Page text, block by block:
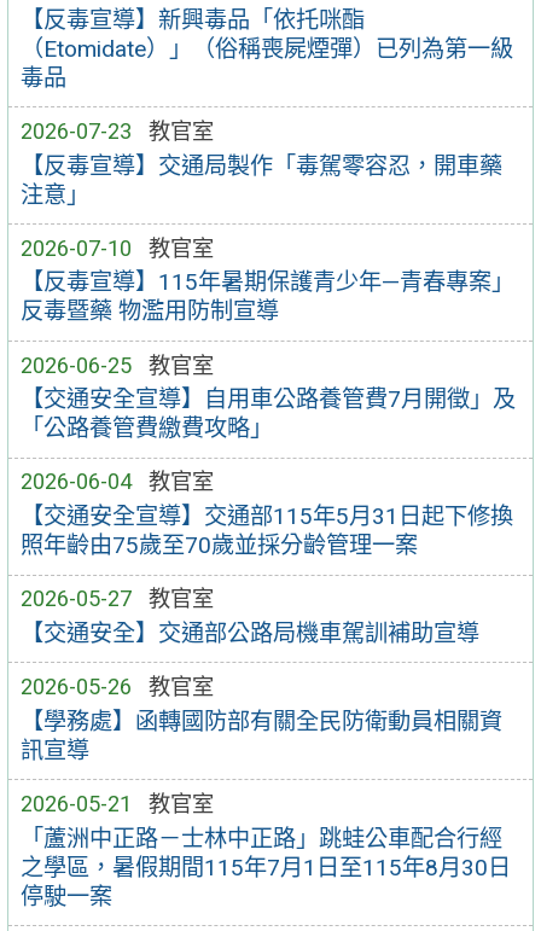
【反毒宣導】新興毒品「依托咪酯
（Etomidate）」（俗稱喪屍煙彈）已列為第一級
毒品
2026-07-23 教官室
【反毒宣導】交通局製作「毒駕零容忍，開車藥
注意」
2026-07-10 教官室
【反毒宣導】115年暑期保護青少年—青春專案」
反毒暨藥 物濫用防制宣導
2026-06-25 教官室
【交通安全宣導】自用車公路養管費7月開徵」及
「公路養管費繳費攻略」
2026-06-04 教官室
【交通安全宣導】交通部115年5月31日起下修換
照年齡由75歲至70歲並採分齡管理一案
2026-05-27 教官室
【交通安全】交通部公路局機車駕訓補助宣導
2026-05-26 教官室
【學務處】函轉國防部有關全民防衛動員相關資
訊宣導
2026-05-21 教官室
「蘆洲中正路－士林中正路」跳蛙公車配合行經
之學區，暑假期間115年7月1日至115年8月30日
停駛一案